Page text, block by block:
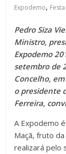
Expodemo,
Pedro Siza
Ministro,
Expodemo
setembro de
Concelho,
o presidente
Ferreira,
A Expodemo
Maçã, fruto
realizará pelo